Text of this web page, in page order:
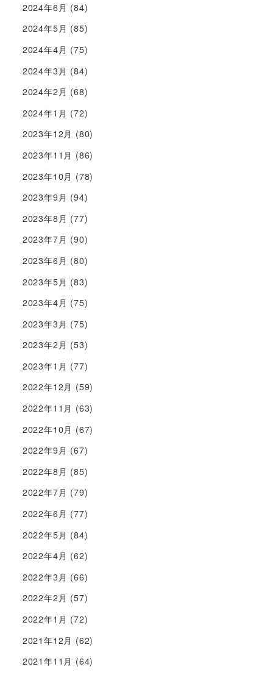
2024年6月 (84)
2024年5月 (85)
2024年4月 (75)
2024年3月 (84)
2024年2月 (68)
2024年1月 (72)
2023年12月 (80)
2023年11月 (86)
2023年10月 (78)
2023年9月 (94)
2023年8月 (77)
2023年7月 (90)
2023年6月 (80)
2023年5月 (83)
2023年4月 (75)
2023年3月 (75)
2023年2月 (53)
2023年1月 (77)
2022年12月 (59)
2022年11月 (63)
2022年10月 (67)
2022年9月 (67)
2022年8月 (85)
2022年7月 (79)
2022年6月 (77)
2022年5月 (84)
2022年4月 (62)
2022年3月 (66)
2022年2月 (57)
2022年1月 (72)
2021年12月 (62)
2021年11月 (64)